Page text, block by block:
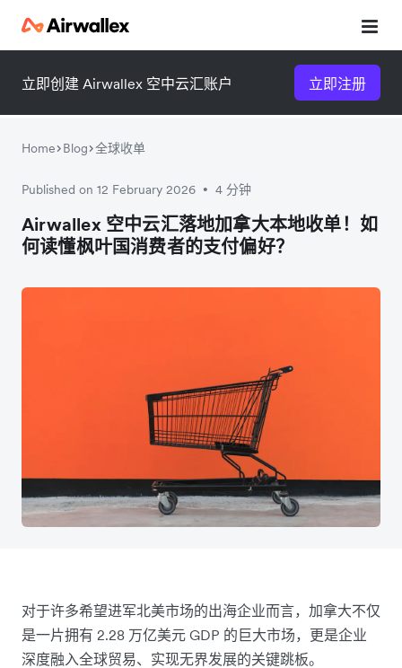
立即创建 Airwallex 空中云汇账户 立即注册
Home Blog 全球收单
Published on 12 February 2026 • 4 分钟
Airwallex 空中云汇落地加拿大本地收单！如
何读懂枫叶国消费者的支付偏好？
对于许多希望进军北美市场的出海企业而言，加拿大不仅
是一片拥有 2.28 万亿美元 GDP 的巨大市场，更是企业
深度融入全球贸易、实现无界发展的关键跳板。
微信扫一扫，点击手机右上角
分享
微信扫一扫，点击手机右上角
分享